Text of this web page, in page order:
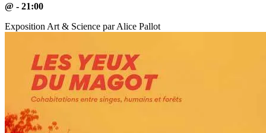
@ - 21:00
Exposition Art & Science par Alice Pallot